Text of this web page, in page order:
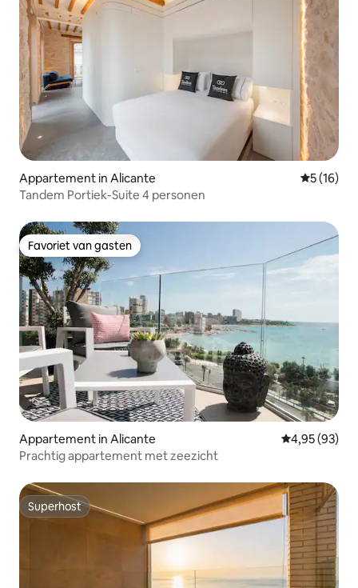
Appartement in Alicante
5 (16)
Tandem Portiek-Suite 4 personen
Favoriet van gasten
Favoriet van gasten
Appartement in Alicante Gemiddelde
4,95 (93)
Prachtig appartement met zeezicht
Superhost
Superhost